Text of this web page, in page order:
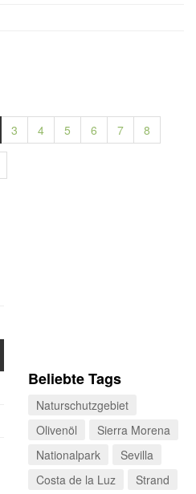
3 4 5 6 7 8
Beliebte Tags
Naturschutzgebiet
Olivenöl
Sierra Morena
Nationalpark
Sevilla
Costa de la Luz
Strand